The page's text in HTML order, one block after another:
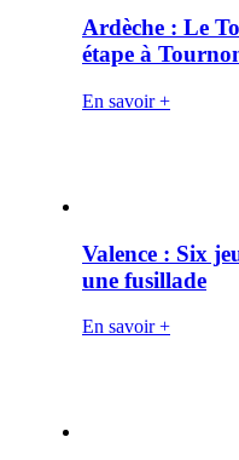
Ardèche : Le
étape à
En savoir +
Valence : Six
une fusillade
En savoir +